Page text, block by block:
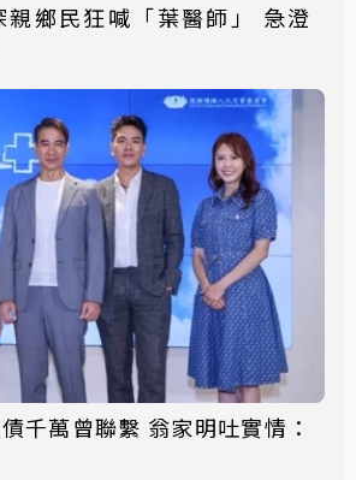
親鄉民狂喊「葉醫師」 急澄
繫 翁家明吐實情：